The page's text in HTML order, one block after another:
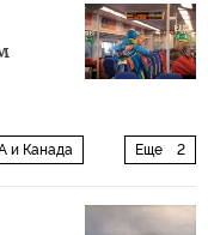
Еще 2
и Канада